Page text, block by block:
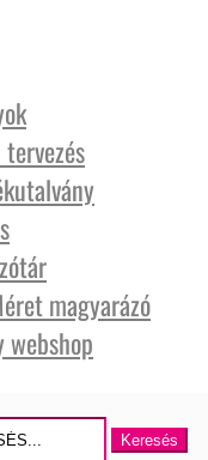
magyarázó
webshop